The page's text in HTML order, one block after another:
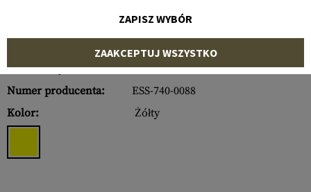
Numer artykułu:
10365301500
Numer producenta:
ESS-740-0088
Kolor:
Żółty
ZAPISZ WYBÓR
ZAAKCEPTUJ WSZYSTKO